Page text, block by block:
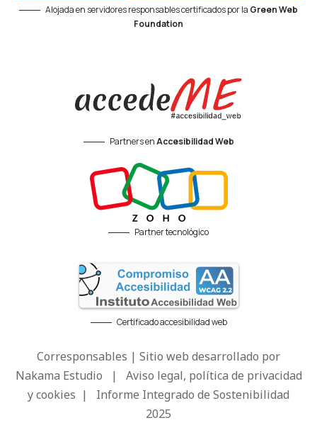
Alojada en servidores responsables certificados por la Green Web
Foundation
Partners enAccesibilidad Web
Partner tecnológico
Certificado accesibilidad web
Corresponsables | Sitio web desarrollado por
Nakama Estudio | Aviso legal, política de privacidad
y cookies | Informe Integrado de Sostenibilidad
2025